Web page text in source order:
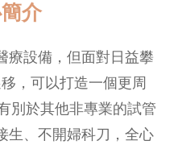
介
療設備，但面對日益攀
，可以打造一個更周
別於其他非專業的試管
生、不開婦科刀，全心